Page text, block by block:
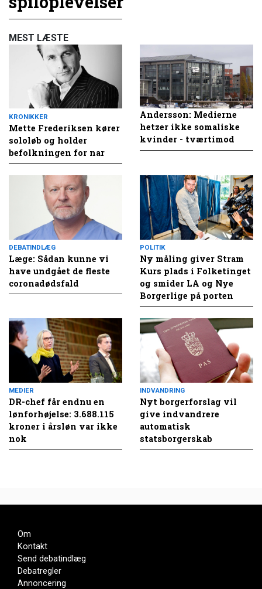
MEST LÆSTE
KRONIKKER
Mette Frederiksen kører
sololøb og holder
befolkningen for nar
Andersson: Medierne
hetzer ikke somaliske
kvinder - tværtimod
DEBATINDLÆG
Læge: Sådan kunne vi
have undgået de fleste
coronadødsfald
POLITIK
Ny måling giver Stram
Kurs plads i Folketinget
og smider LA og Nye
Borgerlige på porten
MEDIER
DR-chef får endnu en
lønforhøjelse: 3.688.115
kroner i årsløn var ikke
nok
INDVANDRING
Nyt borgerforslag vil
give indvandrere
automatisk
statsborgerskab
Om
Kontakt
Send debatindlæg
Debatregler
Annoncering